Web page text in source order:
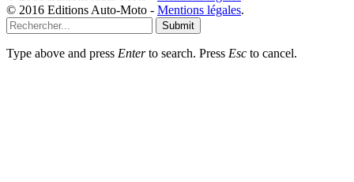
© 2016 Editions Auto-Moto - Mentions légales.
Submit
Type above and press Enterto search. Press Esc to cancel.